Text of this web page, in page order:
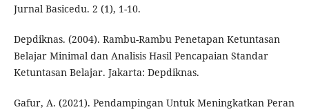
Jurnal Basicedu. 2 (1), 1-10.
Depdiknas. (2004). Rambu-Rambu Penetapan Ketuntasan
Belajar Minimal dan Analisis Hasil Pencapaian Standar
Ketuntasan Belajar. Jakarta: Depdiknas.
Gafur, A. (2021). Pendampingan Untuk Meningkatkan Peran